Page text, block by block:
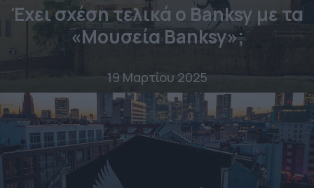
Έχει σχέση τελικά ο Banksy με τα
«Μουσεία Banksy»;
19 Μαρτίου 2025